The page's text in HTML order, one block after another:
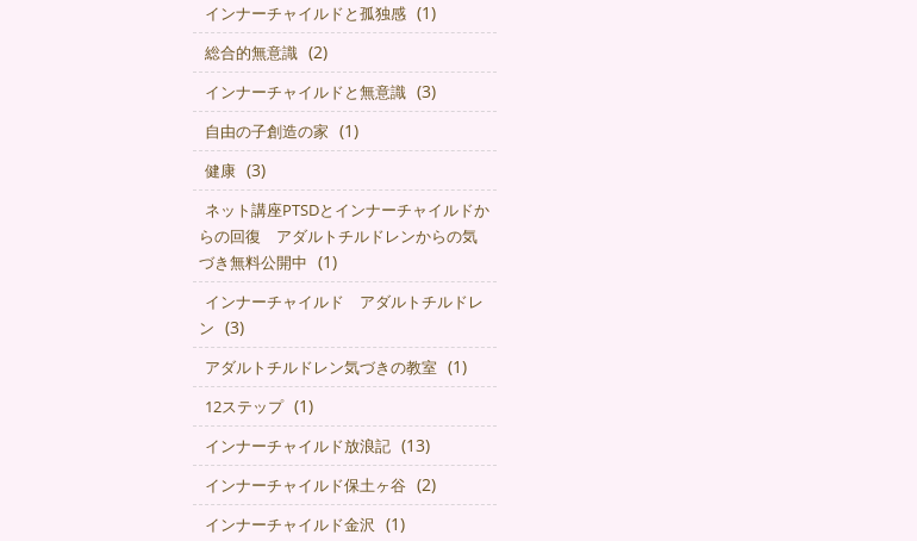
インナーチャイルドと孤独感 (1)
総合的無意識 (2)
インナーチャイルドと無意識 (3)
自由の子創造の家 (1)
健康 (3)
ネット講座PTSDとインナーチャイルドか
らの回復 アダルトチルドレンからの気
づき無料公開中 (1)
インナーチャイルド アダルトチルドレ
ン (3)
アダルトチルドレン気づきの教室 (1)
12ステップ (1)
インナーチャイルド放浪記 (13)
インナーチャイルド保土ヶ谷 (2)
インナーチャイルド金沢 (1)